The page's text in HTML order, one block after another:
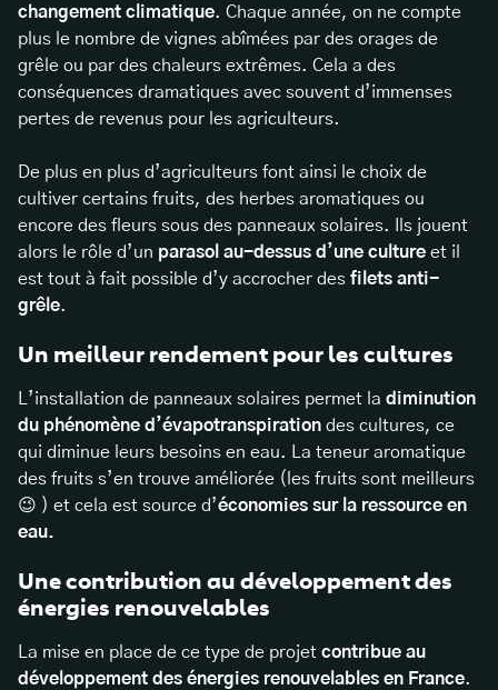
changement climatique. Chaque année, on ne compte
plus le nombre de vignes abîmées par des orages de
grêle ou par des chaleurs extrêmes. Cela a des
conséquences dramatiques avec souvent d’immenses
pertes de revenus pour les agriculteurs.
De plus en plus d’agriculteurs font ainsi le choix de
cultiver certains fruits, des herbes aromatiques ou
encore des fleurs sous des panneaux solaires. Ils jouent
alors le rôle d’un parasol au-dessus d’une culture et il
est tout à fait possible d’y accrocher des filets anti-
grêle.
Un meilleur rendement pour les cultures
L’installation de panneaux solaires permet la diminution
du phénomène d’évapotranspiration des cultures, ce
qui diminue leurs besoins en eau. La teneur aromatique
des fruits s’en trouve améliorée (les fruits sont meilleurs
😉 ) et cela est source d’économies sur la ressource en
eau.
Une contribution au développement des
énergies renouvelables
La mise en place de ce type de projet contribue au
développement des énergies renouvelables en France.